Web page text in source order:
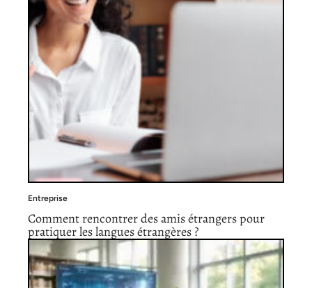
Entreprise
Comment rencontrer des amis étrangers pour
pratiquer les langues étrangères ?